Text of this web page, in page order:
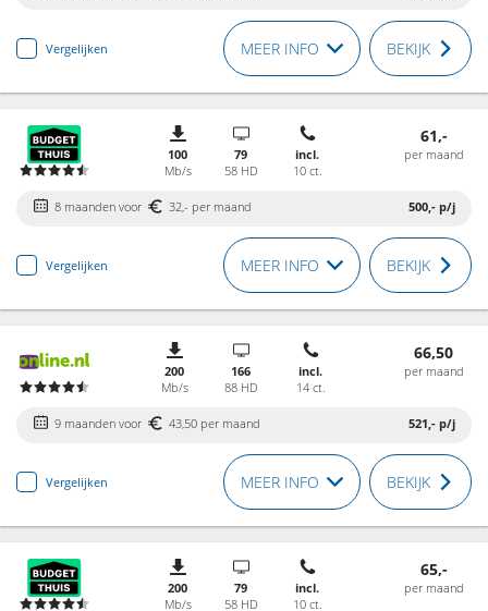
Vergelijken MEER INFO BEKIJK
100
Mb/s
79
58 HD
incl.
10 ct.
61,-
per maand
8 maanden voor 32,- per maand 500,- p/j
Vergelijken MEER INFO BEKIJK
200
Mb/s
166
88 HD
incl.
14 ct.
66,50
per maand
9 maanden voor 43,50 per maand 521,- p/j
Vergelijken MEER INFO BEKIJK
200
Mb/s
79
58 HD
incl.
10 ct.
65,-
per maand